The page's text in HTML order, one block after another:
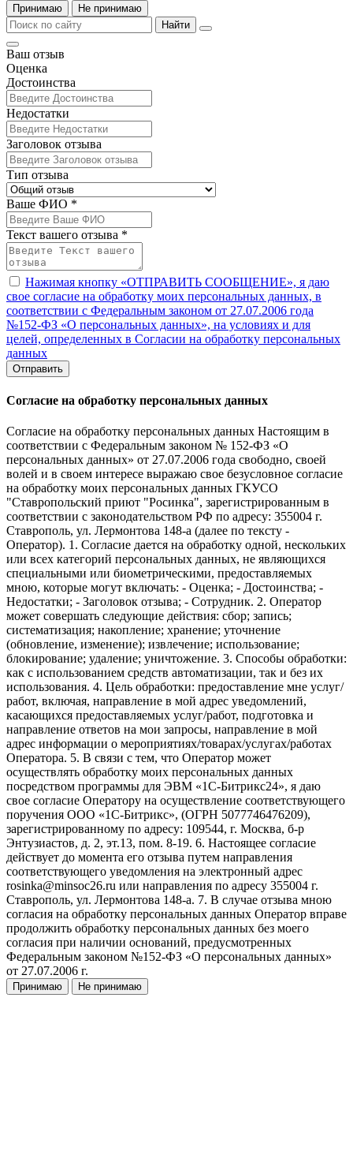
Принимаю
Не принимаю
Найти
Ваш отзыв
Оценка
Достоинства
Недостатки
Заголовок отзыва
Тип отзыва
Ваше ФИО *
Текст вашего отзыва *
Нажимая кнопку «ОТПРАВИТЬ СООБЩЕНИЕ», я даю
свое согласие на обработку моих персональных данных, в
соответствии с Федеральным законом от 27.07.2006 года
№152-ФЗ «О персональных данных», на условиях и для
целей, определенных в Согласии на обработку персональных
данных
Отправить
Согласие на обработку персональных данных
Согласие на обработку персональных данных Настоящим в
соответствии с Федеральным законом № 152-ФЗ «О
персональных данных» от 27.07.2006 года свободно, своей
волей и в своем интересе выражаю свое безусловное согласие
на обработку моих персональных данных ГКУСО
"Ставропольский приют "Росинка", зарегистрированным в
соответствии с законодательством РФ по адресу: 355004 г.
Ставрополь, ул. Лермонтова 148-а (далее по тексту -
Оператор). 1. Согласие дается на обработку одной, нескольких
или всех категорий персональных данных, не являющихся
специальными или биометрическими, предоставляемых
мною, которые могут включать: - Оценка; - Достоинства; -
Недостатки; - Заголовок отзыва; - Сотрудник. 2. Оператор
может совершать следующие действия: сбор; запись;
систематизация; накопление; хранение; уточнение
(обновление, изменение); извлечение; использование;
блокирование; удаление; уничтожение. 3. Способы обработки:
как с использованием средств автоматизации, так и без их
использования. 4. Цель обработки: предоставление мне услуг/
работ, включая, направление в мой адрес уведомлений,
касающихся предоставляемых услуг/работ, подготовка и
направление ответов на мои запросы, направление в мой
адрес информации о мероприятиях/товарах/услугах/работах
Оператора. 5. В связи с тем, что Оператор может
осуществлять обработку моих персональных данных
посредством программы для ЭВМ «1С-Битрикс24», я даю
свое согласие Оператору на осуществление соответствующего
поручения ООО «1С-Битрикс», (ОГРН 5077746476209),
зарегистрированному по адресу: 109544, г. Москва, б-р
Энтузиастов, д. 2, эт.13, пом. 8-19. 6. Настоящее согласие
действует до момента его отзыва путем направления
соответствующего уведомления на электронный адрес
rosinka@minsoc26.ru или направления по адресу 355004 г.
Ставрополь, ул. Лермонтова 148-а. 7. В случае отзыва мною
согласия на обработку персональных данных Оператор вправе
продолжить обработку персональных данных без моего
согласия при наличии оснований, предусмотренных
Федеральным законом №152-ФЗ «О персональных данных»
от 27.07.2006 г.
Принимаю Не принимаю